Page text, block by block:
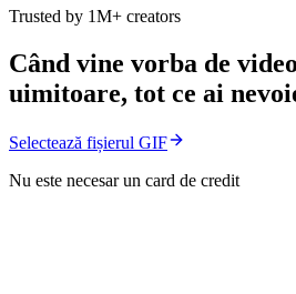
Trusted by 1M+ creators
Când vine vorba de
uimitoare, tot ce ai
Selectează fișierul GIF
Nu este necesar un card de credit